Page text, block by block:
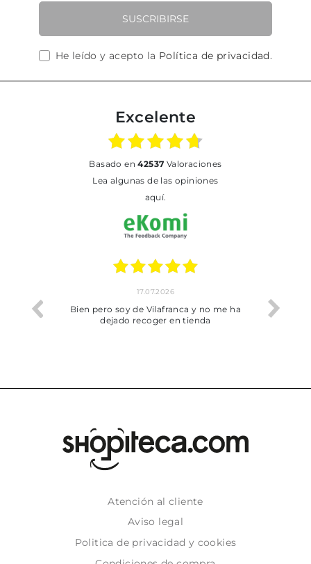
SUSCRIBIRSE
He leído y acepto la Política de privacidad.
Excelente
basado en42537 Valoraciones
Lea algunas de las opiniones
aquí.
17.07.2026
Bien pero soy de Vilafranca y no me ha
dejado recoger en tienda
Atención al cliente
Aviso legal
Politica de privacidad y cookies